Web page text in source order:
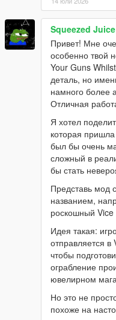
Squeezed Juice
Привет! Мне
особенно твой
Your Guns
деталь, но
намного более
Отличная
Я хотел
которая
был бы очень
сложный в
бы стать
Представь мод
названием,
роскошный Vice
Идея такая:
отправляется в
чтобы
ограбление
ювелирном
Но это не
похоже на